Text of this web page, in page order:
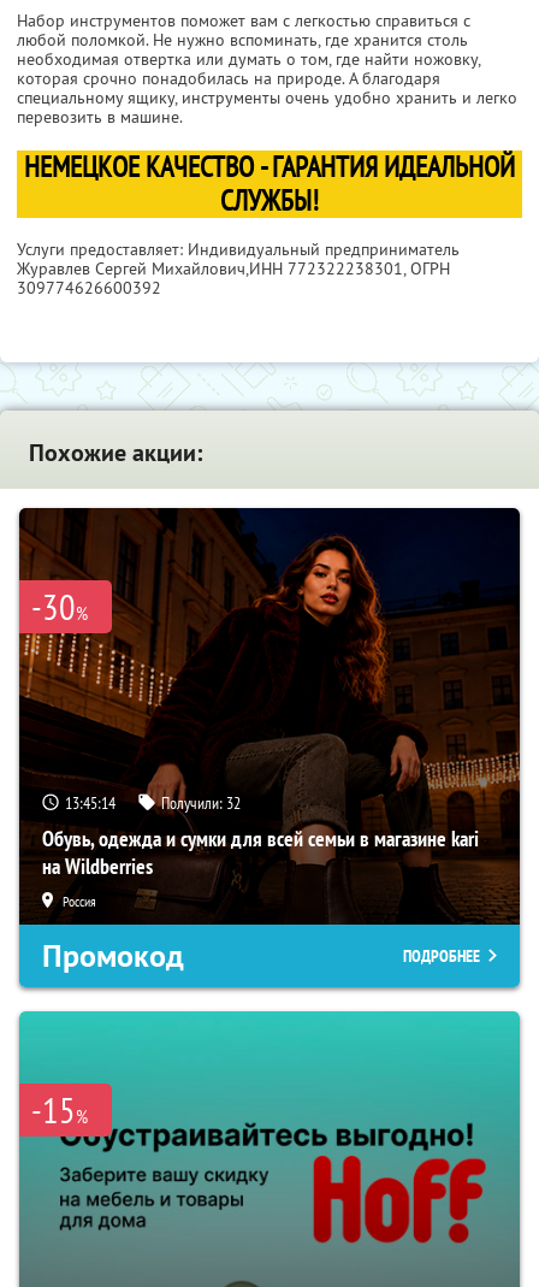
Набор инструментов поможет вам с легкостью справиться с
любой поломкой. Не нужно вспоминать, где хранится столь
необходимая отвертка или думать о том, где найти ножовку,
которая срочно понадобилась на природе. А благодаря
специальному ящику, инструменты очень удобно хранить и легко
перевозить в машине.
НЕМЕЦКОЕ КАЧЕСТВО - ГАРАНТИЯ ИДЕАЛЬНОЙ
СЛУЖБЫ!
Услуги предоставляет: Индивидуальный предприниматель
Журавлев Сергей Михайлович,ИНН 772322238301, ОГРН
309774626600392
Похожие акции:
-30%
13:45:14 Получили: 32
Обувь, одежда и сумки для всей семьи в магазине kari
на Wildberries
Россия
Промокод ПОДРОБНЕЕ
-15%